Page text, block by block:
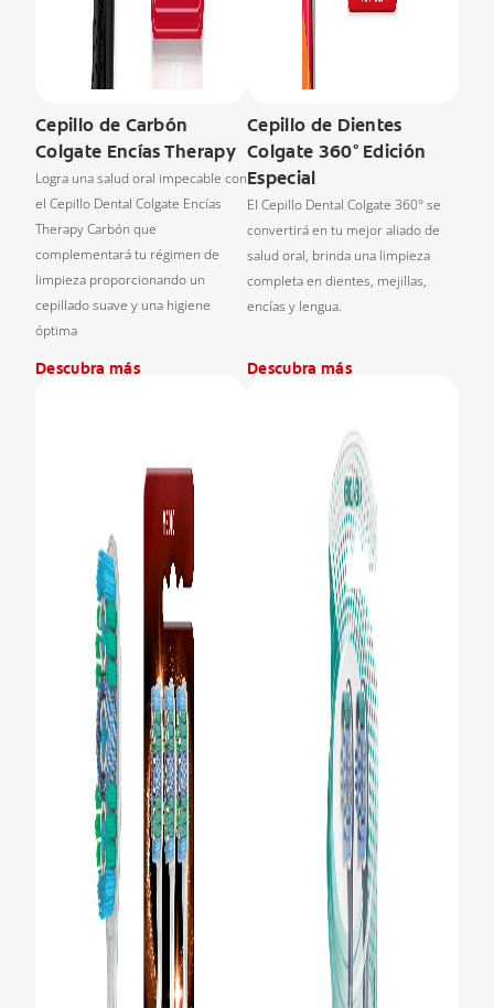
Cepillo de Carbón
Colgate Encías Therapy
Logra una salud oral impecable con
el Cepillo Dental Colgate Encías
Therapy Carbón que
complementará tu régimen de
limpieza proporcionando un
cepillado suave y una higiene
óptima
Descubra más
Cepillo de Dientes
Colgate 360° Edición
Especial
El Cepillo Dental Colgate 360° se
convertirá en tu mejor aliado de
salud oral, brinda una limpieza
completa en dientes, mejillas,
encías y lengua.
Descubra más